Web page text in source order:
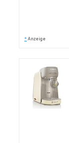
* Anzeige